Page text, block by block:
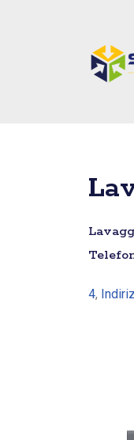
4,